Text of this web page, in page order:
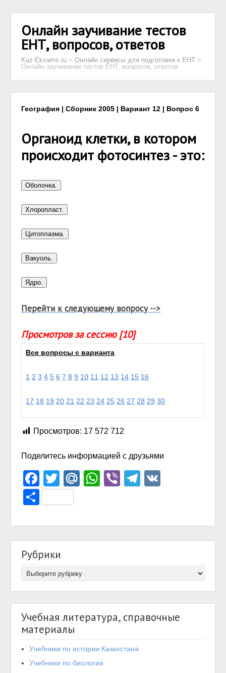
Онлайн заучивание тестов
ЕНТ, вопросов, ответов
Kaz-Ekzams.ru >Онлайн сервисы для подготовки к ЕНТ >
Онлайн заучивание тестов ЕНТ, вопросов, ответов
География | Сборник 2005 | Вариант 12 | Вопрос 6
Органоид клетки, в котором
происходит фотосинтез - это:
Перейти к следующему вопросу -->
Просмотров за сессию [10]
Все вопросы с варианта
1 2 3 4 5 6 7 8 9 10 11 12 13 14 15 16
17 18 19 20 21 22 23 24 25 26 27 28 29 30
Просмотров: 17 572 712
Поделитесь информацией с друзьями
Facebook
TwitterMail.Ru
WhatsApp
ViberTelegram
Отправить
Рубрики
Учебная литература, справочные
материалы
Учебники по истории Казахстана
Учебники по биологии